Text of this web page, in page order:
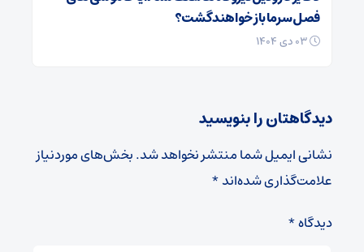
فصل سرما باز خواهند گشت؟
دیدگاهتان را بنویسید
نشانی ایمیل شما منتشر نخواهد شد.بخش‌های موردنیاز
علامت‌گذاری شده‌اند*
دیدگاه*